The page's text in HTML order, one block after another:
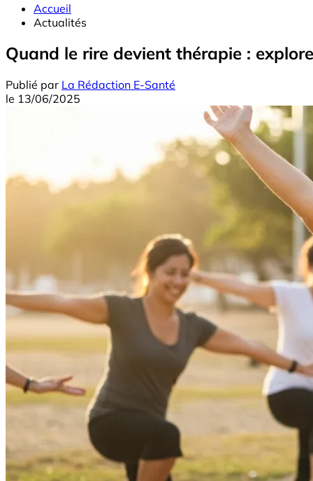
Accueil
Actualités
Quand le rire devient thérapie :
Publié par La Rédaction E-Santé
le 13/06/2025